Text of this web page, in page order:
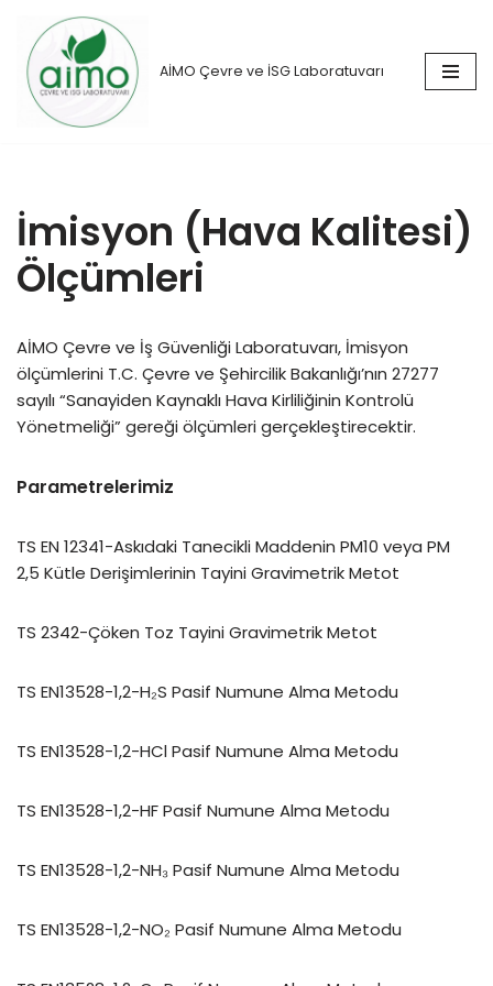
İçeriğe
geç
AİMO Çevre ve İSG Laboratuvarı
İmisyon (Hava Kalitesi)
Ölçümleri
AİMO Çevre ve İş Güvenliği Laboratuvarı, İmisyon
ölçümlerini T.C. Çevre ve Şehircilik Bakanlığı’nın 27277
sayılı “Sanayiden Kaynaklı Hava Kirliliğinin Kontrolü
Yönetmeliği” gereği ölçümleri gerçekleştirecektir.
Parametrelerimiz
TS EN 12341-Askıdaki Tanecikli Maddenin PM10 veya PM
2,5 Kütle Derişimlerinin Tayini Gravimetrik Metot
TS 2342-Çöken Toz Tayini Gravimetrik Metot
TS EN13528-1,2-H₂S Pasif Numune Alma Metodu
TS EN13528-1,2-HCl Pasif Numune Alma Metodu
TS EN13528-1,2-HF Pasif Numune Alma Metodu
TS EN13528-1,2-NH₃ Pasif Numune Alma Metodu
TS EN13528-1,2-NO₂ Pasif Numune Alma Metodu